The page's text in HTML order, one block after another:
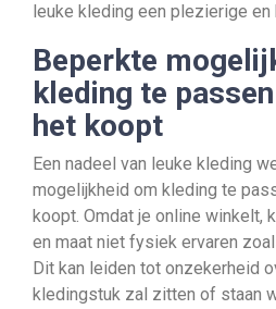
leuke kleding een plezierige en
Beperkte
kleding te
het koopt
Een nadeel van leuke kleding
mogelijkheid om kleding te
koopt. Omdat je online winkelt,
en maat niet fysiek ervaren
Dit kan leiden tot onzekerheid
kledingstuk zal zitten of staan